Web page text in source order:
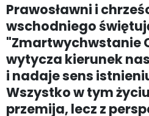
Prawosławni i
wschodniego
"Zmartwychwstanie
wytycza kierunek
i nadaje sens
Wszystko w tym
przemija, lecz z